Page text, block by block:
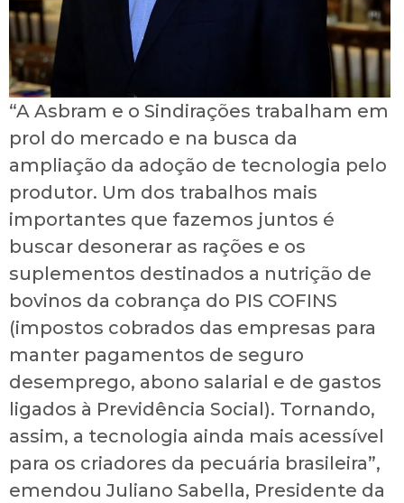
“A Asbram e o Sindirações trabalham em
prol do mercado e na busca da
ampliação da adoção de tecnologia pelo
produtor. Um dos trabalhos mais
importantes que fazemos juntos é
buscar desonerar as rações e os
suplementos destinados a nutrição de
bovinos da cobrança do PIS COFINS
(impostos cobrados das empresas para
manter pagamentos de seguro
desemprego, abono salarial e de gastos
ligados à Previdência Social). Tornando,
assim, a tecnologia ainda mais acessível
para os criadores da pecuária brasileira”,
emendou Juliano Sabella, Presidente da